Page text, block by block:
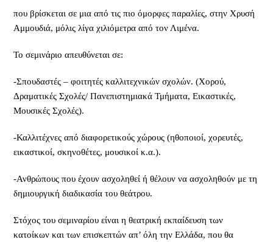
που βρίσκεται σε μια από τις πιο όμορφες παραλίες, στην Χρυσή
Αμμουδιά, μόλις λίγα χιλιόμετρα από τον Λιμένα.
Το σεμινάριο απευθύνεται σε:
-Σπουδαστές – φοιτητές καλλιτεχνικών σχολών. (Χορού,
Δραματικές Σχολές/ Πανεπιστημιακά Τμήματα, Εικαστικές,
Μουσικές Σχολές).
-Καλλιτέχνες από διαφορετικούς χώρους (ηθοποιοί, χορευτές,
εικαστικοί, σκηνοθέτες, μουσικοί κ.α.).
-Ανθρώπους που έχουν ασχοληθεί ή θέλουν να ασχοληθούν με τη
δημιουργική διαδικασία του θεάτρου.
Στόχος του σεμιναρίου είναι η θεατρική εκπαίδευση των
κατοίκων και των επισκεπτών απ’ όλη την Ελλάδα, που θα